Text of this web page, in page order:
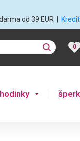
od 39 EUR
0
hodinky